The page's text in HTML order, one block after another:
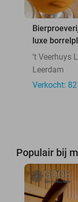
luxe
't Veerhuys
Leerdam
Verkocht: 82
Populair bij